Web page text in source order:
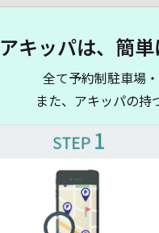
アキッパは、簡
全て予約制駐車場
また、アキッパの持